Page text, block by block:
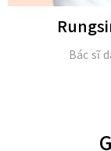
M.D. và